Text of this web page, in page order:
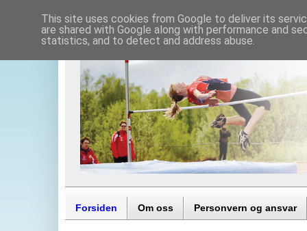
Forsiden Om oss Personvern og ansvar
This site uses cookies from Google to deliver its
are shared with Google along with performance and
statistics, and to detect and address abuse.